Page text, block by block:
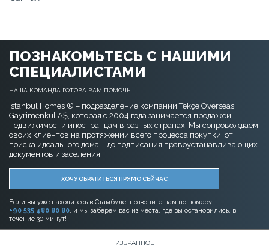
ПОЗНАКОМЬТЕСЬ С НАШИМИ
СПЕЦИАЛИСТАМИ
НАША КОМАНДА ГОТОВА ВАМ ПОМОЧЬ
Istanbul Homes ® – подразделение компании Tekçe Overseas
Gayrimenkul AŞ, которая с 2004 года занимается продажей
недвижимости иностранцам в разных странах. Мы сопровождаем
своих клиентов на протяжении всего процесса покупки: от
поиска идеального дома – до подписания правоустанавливающих
документов и заселения.
ХОЧУ ОБРАТИТЬСЯ ПРЯМО СЕЙЧАС
Если вы уже находитесь в Стамбуле, позвоните нам по номеру
+90 535 480 80 80, и мы заберем вас из места, где вы остановились, в
течение 30 минут!
ИЗБРАННОЕ